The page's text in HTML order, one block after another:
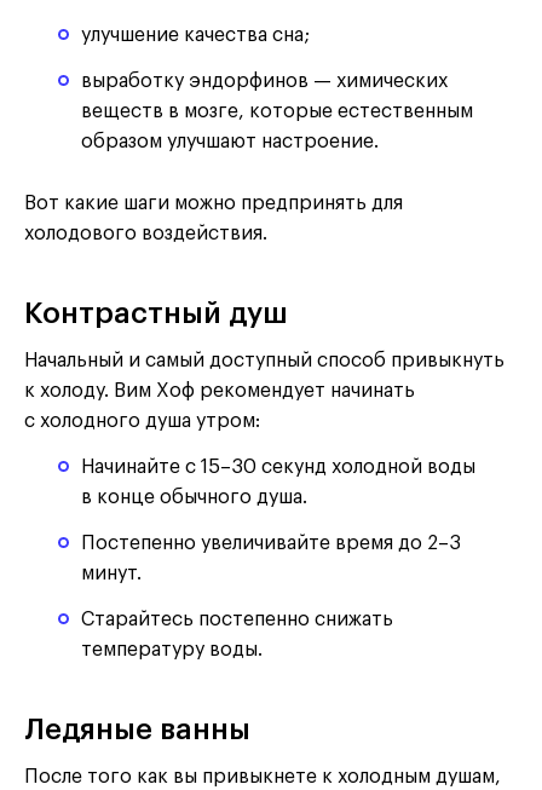
улучшение качества сна;
выработку эндорфинов — химических
веществ в мозге, которые естественным
образом улучшают настроение.
Вот какие шаги можно предпринять для
холодового воздействия.
Контрастный душ
Начальный и самый доступный способ привыкнуть
к холоду. Вим Хоф рекомендует начинать
с холодного душа утром:
Начинайте с 15–30 секунд холодной воды
в конце обычного душа.
Постепенно увеличивайте время до 2–3
минут.
Старайтесь постепенно снижать
температуру воды.
Ледяные ванны
После того как вы привыкнете к холодным душам,